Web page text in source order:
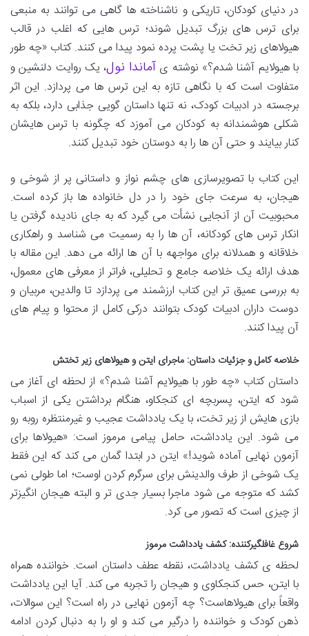
در دنیای کودکان، تاریکی و ناشناخته ها گاهی می توانند به منبعی
برای ترس های بزرگ تبدیل شوند؛ ترس هایی که اغلب در قالب
هیولاهای زیر تخت یا پشت پرده نمود پیدا می کنند. کتاب «چه طور
با هیولایم آشنا شدم؟» نوشته یآماندا نول، یک روایت دلنشین و
متفاوت است که با نگاهی تازه به این ترس ها می پردازد. این اثر
برجسته در ادبیات کودک، نه تنها داستان گویی جذابی دارد، بلکه به
شکلی هوشمندانه به کودکان می آموزد که چگونه با ترس هایشان
کنار بیایند و حتی آن ها را به دوستان خود تبدیل کنند.
این کتاب با تصویرسازی های چشم نواز و داستانی پر از شوخی و
هیجان، به سرعت جای خود را در دل خانواده ها باز کرده است.
محبوبیت آن از آنجایی نشأت می گیرد که به جای نادیده گرفتن یا
انکار ترس های کودکانه، آن ها را به رسمیت می شناسد و راهکاری
خلاقانه و همدلانه برای مواجهه با آن ها ارائه می دهد. این مقاله با
هدف ارائه یک خلاصه جامع و تحلیلی، فراتر از معرفی های معمول،
به بررسی عمیق تر این کتاب ارزشمند می پردازد تا والدین، مربیان و
دوست داران ادبیات کودک بتوانند درکی کامل از محتوا و پیام های
آن پیدا کنند.
خلاصه کامل و جزئیات داستان: ماجرای ایتن و هیولاهای زیر تختش
داستان کتاب «چه طور با هیولایم آشنا شدم؟» از لحظه ای آغاز می
شود که ایتن، پسربچه ای کنجکاو، هنگام برداشتن یکی از اسباب
بازی هایش از زیر تخت، با یک یادداشت عجیب و غیرمنتظره روبه رو
می شود. این یادداشت، حامل پیامی مرموز است: «هیولاها برای
آزمون نهایی آماده شوید!» ایتن در ابتدا گمان می کند که این فقط
یک شوخی از طرف والدینش برای سرگرم کردن اوست؛ اما طولی نمی
کشد که متوجه می شود ماجرا بسیار جدی تر و البته هیجان انگیزتر
از چیزی است که تصور می کرد.
شروع غافلگیرکننده: کشف یادداشت مرموز
لحظه ی کشف یادداشت، نقطه عطف داستان است. خواننده همراه
با ایتن، حس کنجکاوی و هیجان را تجربه می کند. آیا این یادداشت
واقعاً برای هیولاهاست؟ چه آزمون نهایی در راه است؟ این سوالات،
ذهن کودک و خواننده را درگیر می کند و او را به دنبال کردن ادامه